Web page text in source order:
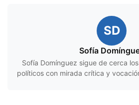
SD
Sofía
Sofía Domínguez sigue de cerca
políticos con mirada crítica y